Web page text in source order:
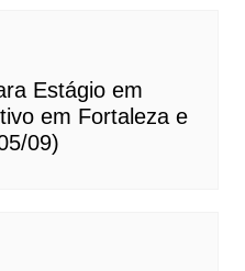
Estágio em
em Fortaleza e
09)